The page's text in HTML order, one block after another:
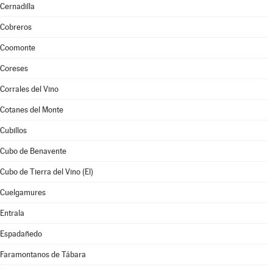
Cernadilla
Cobreros
Coomonte
Coreses
Corrales del Vino
Cotanes del Monte
Cubillos
Cubo de Benavente
Cubo de Tierra del Vino (El)
Cuelgamures
Entrala
Espadañedo
Faramontanos de Tábara